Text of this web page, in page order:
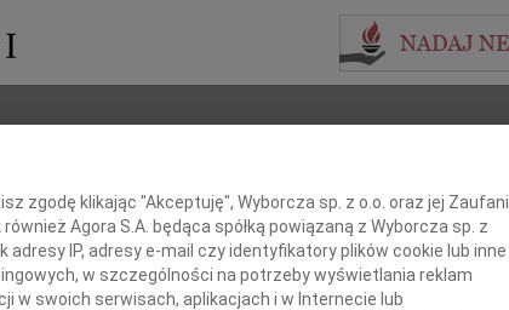
Imię i nazwisko lub numer ogłoszenia:
+ szukanie zaawansowane
zgodę klikając "Akceptuję", Wyborcza sp. z o.o. oraz jej Zaufani
Agora S.A. będąca spółką powiązaną z Wyborcza sp. z
IP, adresy e-mail czy identyfikatory plików cookie lub inne
w szczególności na potrzeby wyświetlania reklam
w swoich serwisach, aplikacjach i w Internecie lub